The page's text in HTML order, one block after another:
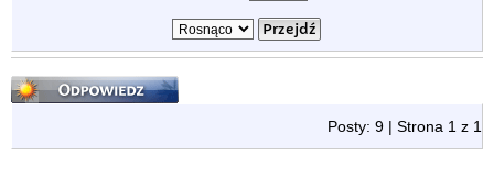
Odpowiedz
Posty: 9 | Strona 1 z 1